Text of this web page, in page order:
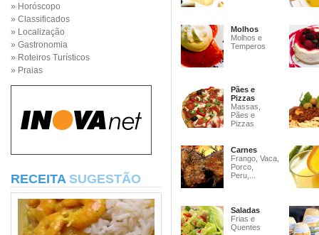
» Horóscopo
» Classificados
» Localização
» Gastronomia
» Roteiros Turísticos
» Praias
RECEITA SUGESTÃO
Molhos
Molhos e
Temperos
Pães e
Pizzas
Massas,
Pães e
Pizzas
Carnes
Frango, Vaca,
Porco,
Peru,...
Saladas
Frias e
Quentes